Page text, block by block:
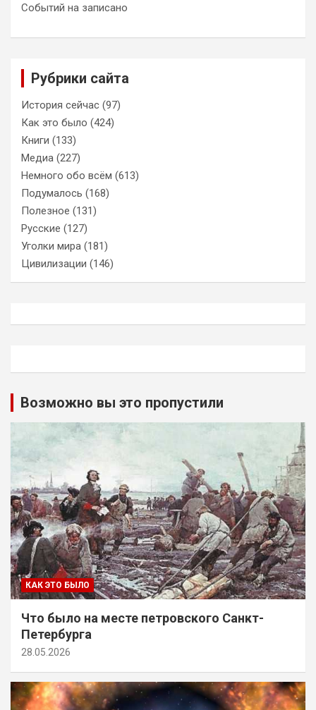
Событий на записано
Рубрики сайта
История сейчас (97)
Как это было (424)
Книги (133)
Медиа (227)
Немного обо всём (613)
Подумалось (168)
Полезное (131)
Русские (127)
Уголки мира (181)
Цивилизации (146)
Возможно вы это пропустили
КАК ЭТО БЫЛО
Что было на месте петровского Санкт-
Петербурга
28.05.2026